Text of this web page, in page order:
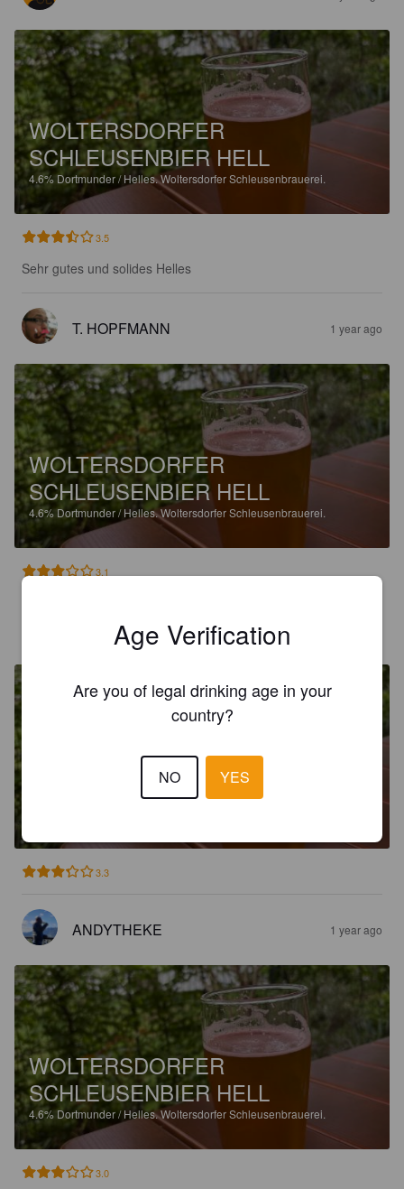
WOLTERSDORFER
SCHLEUSENBIER HELL
4.6%Dortmunder / Helles.Woltersdorfer Schleusenbrauerei.
3.5
Sehr gutes und solides Helles
T. HOPFMANN 1 year ago
WOLTERSDORFER
SCHLEUSENBIER HELL
4.6%Dortmunder / Helles.Woltersdorfer Schleusenbrauerei.
3.1
BIERKEHLCHEN
WOLTERSDORFER
SCHLEUSENBIER HELL
3.3
ANDYTHEKE 1 year ago
WOLTERSDORFER
SCHLEUSENBIER HELL
4.6%Dortmunder / Helles.Woltersdorfer Schleusenbrauerei.
3.0
Age Verification
Are you of legal drinking age in your
country?
NO YES